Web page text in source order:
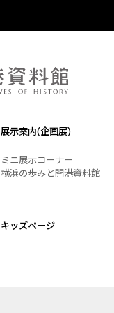
展示案内(企画展)
ミニ展示コーナー
横浜の歩みと開港資料館
キッズページ